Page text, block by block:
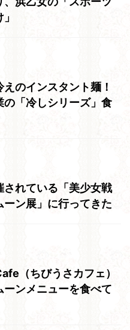
のインスタント麺！
の「冷しシリーズ」食
されている「美少女戦
ーン展」に行ってきた
（ちびうさカフェ）
ーンメニューを食べて